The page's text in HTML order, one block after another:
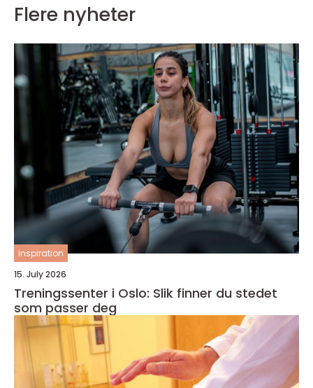
Flere nyheter
inspiration
15. July 2026
Treningssenter i Oslo: Slik finner du stedet
som passer deg